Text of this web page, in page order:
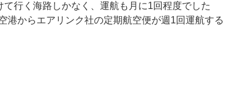
行く海路しかなく、運航も月に1回程度でした
港からエアリンク社の定期航空便が週1回運航する